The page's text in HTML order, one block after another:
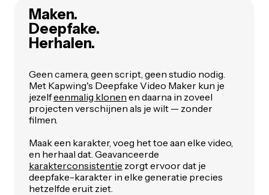
Maken.
Deepfake.
Herhalen.
Geen camera, geen script, geen studio nodig.
Met Kapwing's Deepfake Video Maker kun je
jezelfeenmalig klonen en daarna in zoveel
projecten verschijnen als je wilt — zonder
filmen.
Maak een karakter, voeg het toe aan elke video,
en herhaal dat. Geavanceerde
karakterconsistentie zorgt ervoor dat je
deepfake-karakter in elke generatie precies
hetzelfde eruit ziet.